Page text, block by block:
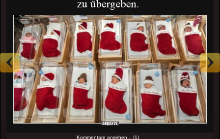
Kommentare ansehen... (1)